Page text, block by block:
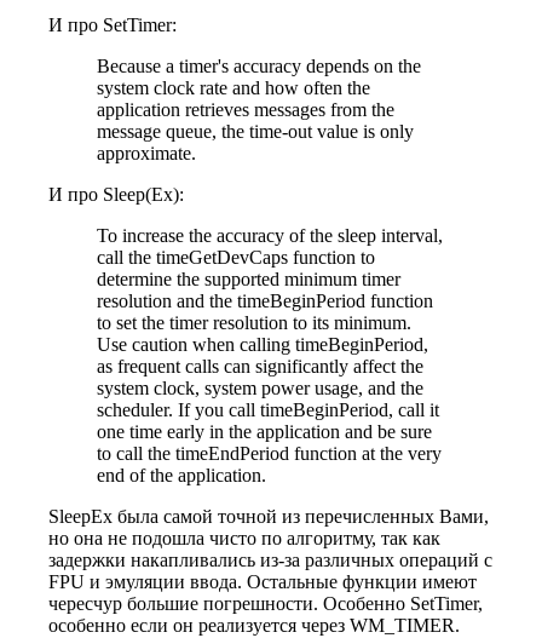
И про SetTimer:
Because a timer's accuracy depends on the
system clock rate and how often the
application retrieves messages from the
message queue, the time-out value is only
approximate.
И про Sleep(Ex):
To increase the accuracy of the sleep interval,
call the timeGetDevCaps function to
determine the supported minimum timer
resolution and the timeBeginPeriod function
to set the timer resolution to its minimum.
Use caution when calling timeBeginPeriod,
as frequent calls can significantly affect the
system clock, system power usage, and the
scheduler. If you call timeBeginPeriod, call it
one time early in the application and be sure
to call the timeEndPeriod function at the very
end of the application.
SleepEx была самой точной из перечисленных Вами,
но она не подошла чисто по алгоритму, так как
задержки накапливались из-за различных операций с
FPU и эмуляции ввода. Остальные функции имеют
чересчур большие погрешности. Особенно SetTimer,
особенно если он реализуется через WM_TIMER.